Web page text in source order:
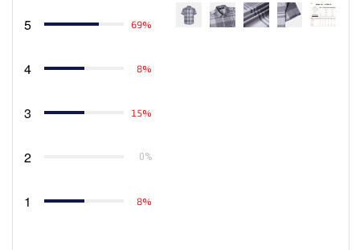
5
4
3
69%
15%
8%
2
1
0%
8%